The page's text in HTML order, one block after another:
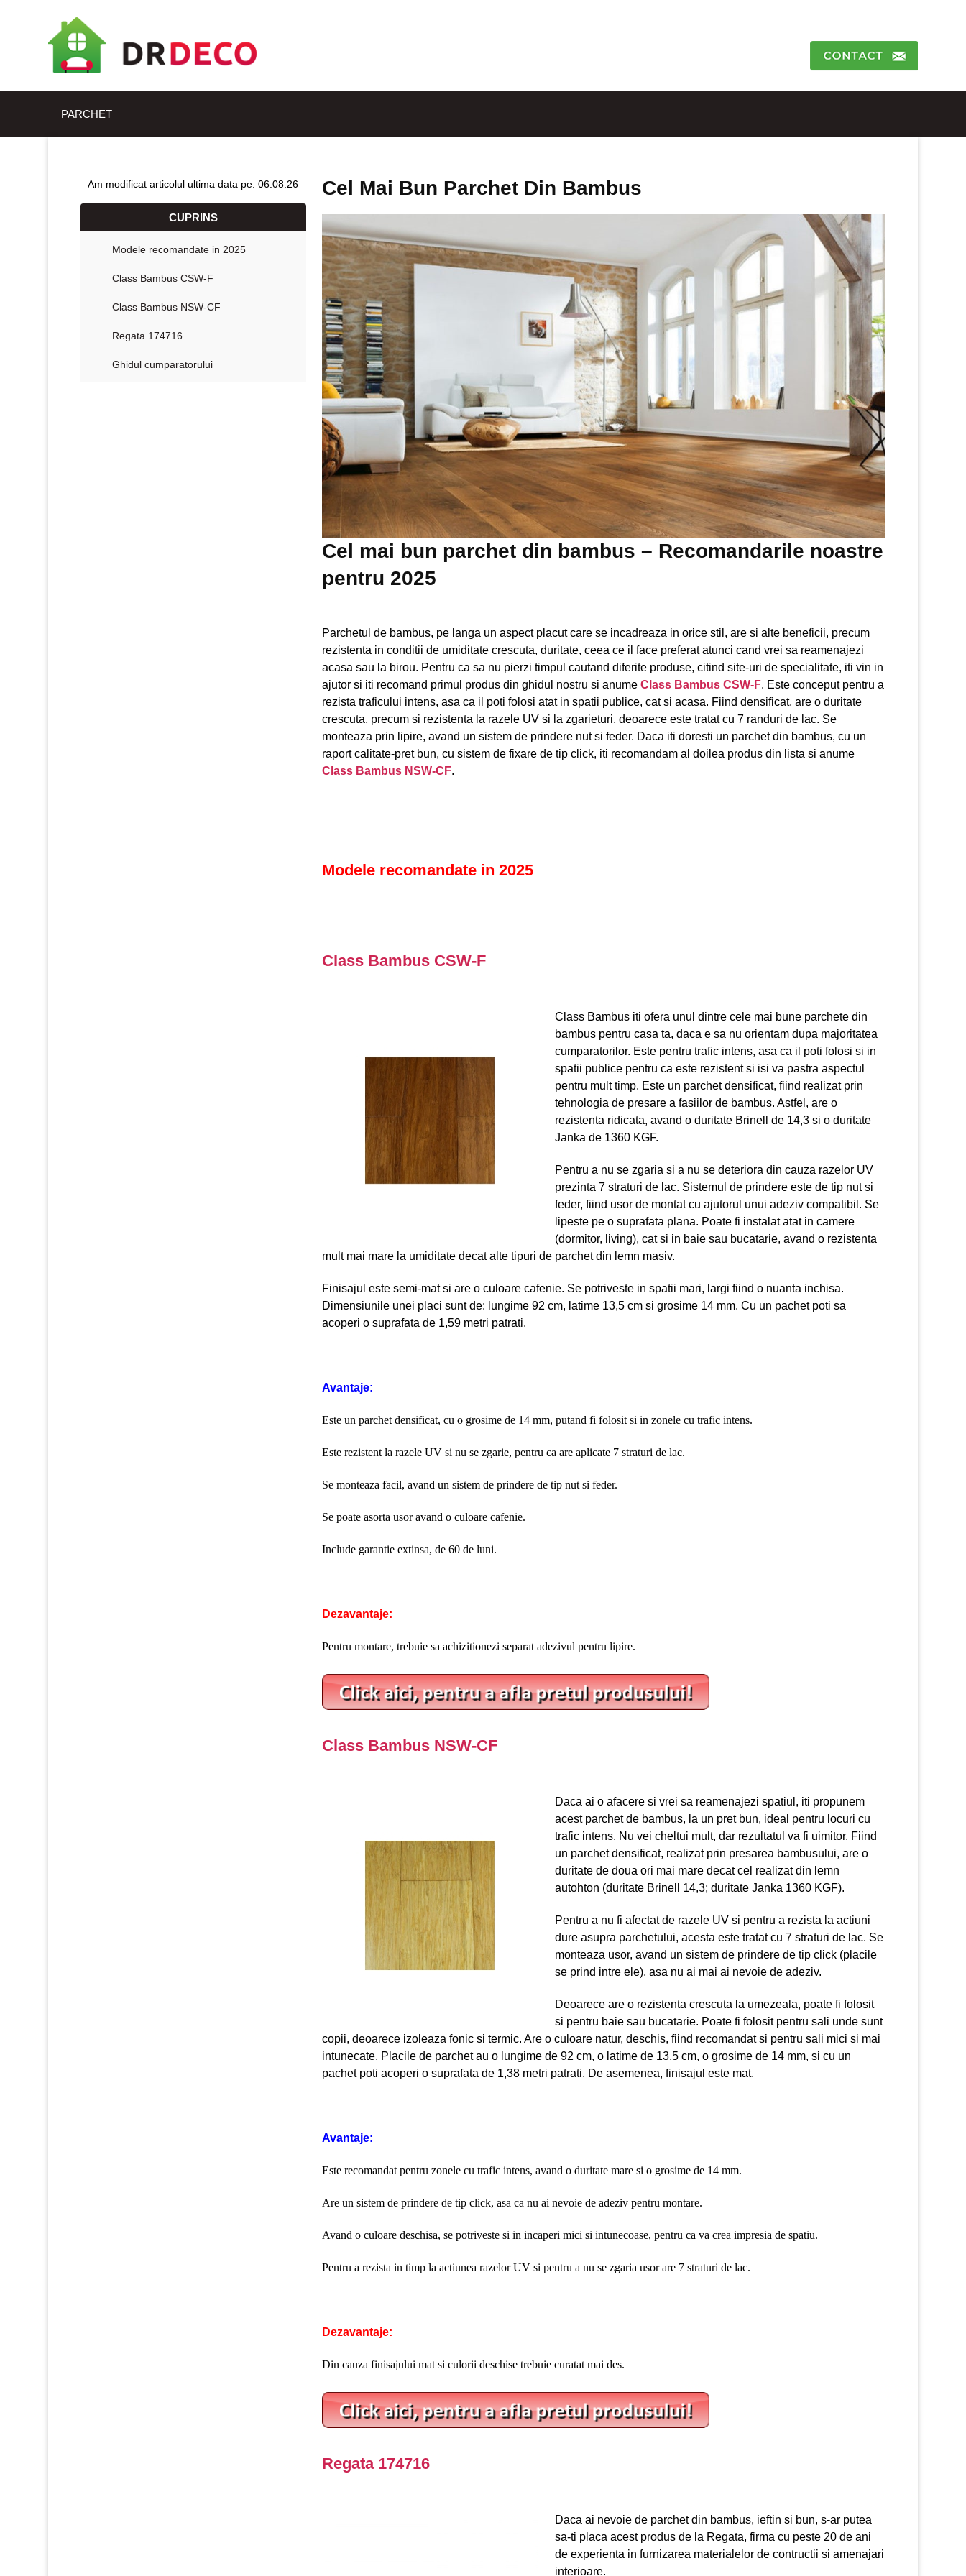
PARCHET
Am modificat articolul ultima data pe: 06.08.26
CUPRINS
Modele recomandate in 2025
Class Bambus CSW-F
Class Bambus NSW-CF
Regata 174716
Ghidul cumparatorului
Cel Mai Bun Parchet Din Bambus
Cel mai bun parchet din bambus – Recomandarile noastre
pentru 2025
Parchetul de bambus, pe langa un aspect placut care se incadreaza in orice stil, are si alte beneficii, precum
rezistenta in conditii de umiditate crescuta, duritate, ceea ce il face preferat atunci cand vrei sa reamenajezi
acasa sau la birou. Pentru ca sa nu pierzi timpul cautand diferite produse, citind site-uri de specialitate, iti vin in
ajutor si iti recomand primul produs din ghidul nostru si anumeClass Bambus CSW-F. Este conceput pentru a
rezista traficului intens, asa ca il poti folosi atat in spatii publice, cat si acasa. Fiind densificat, are o duritate
crescuta, precum si rezistenta la razele UV si la zgarieturi, deoarece este tratat cu 7 randuri de lac. Se
monteaza prin lipire, avand un sistem de prindere nut si feder. Daca iti doresti un parchet din bambus, cu un
raport calitate-pret bun, cu sistem de fixare de tip click, iti recomandam al doilea produs din lista si anume
Class Bambus NSW-CF.
Modele recomandate in 2025
Class Bambus CSW-F
Class Bambus iti ofera unul dintre cele mai bune parchete din
bambus pentru casa ta, daca e sa nu orientam dupa majoritatea
cumparatorilor. Este pentru trafic intens, asa ca il poti folosi si in
spatii publice pentru ca este rezistent si isi va pastra aspectul
pentru mult timp. Este un parchet densificat, fiind realizat prin
tehnologia de presare a fasiilor de bambus. Astfel, are o
rezistenta ridicata, avand o duritate Brinell de 14,3 si o duritate
Janka de 1360 KGF.
Pentru a nu se zgaria si a nu se deteriora din cauza razelor UV
prezinta 7 straturi de lac. Sistemul de prindere este de tip nut si
feder, fiind usor de montat cu ajutorul unui adeziv compatibil. Se
lipeste pe o suprafata plana. Poate fi instalat atat in camere
(dormitor, living), cat si in baie sau bucatarie, avand o rezistenta
mult mai mare la umiditate decat alte tipuri de parchet din lemn masiv.
Finisajul este semi-mat si are o culoare cafenie. Se potriveste in spatii mari, largi fiind o nuanta inchisa.
Dimensiunile unei placi sunt de: lungime 92 cm, latime 13,5 cm si grosime 14 mm. Cu un pachet poti sa
acoperi o suprafata de 1,59 metri patrati.
Avantaje:
Este un parchet densificat, cu o grosime de 14 mm, putand fi folosit si in zonele cu trafic intens.
Este rezistent la razele UV si nu se zgarie, pentru ca are aplicate 7 straturi de lac.
Se monteaza facil, avand un sistem de prindere de tip nut si feder.
Se poate asorta usor avand o culoare cafenie.
Include garantie extinsa, de 60 de luni.
Dezavantaje:
Pentru montare, trebuie sa achizitionezi separat adezivul pentru lipire.
Class Bambus NSW-CF
Daca ai o afacere si vrei sa reamenajezi spatiul, iti propunem
acest parchet de bambus, la un pret bun, ideal pentru locuri cu
trafic intens. Nu vei cheltui mult, dar rezultatul va fi uimitor. Fiind
un parchet densificat, realizat prin presarea bambusului, are o
duritate de doua ori mai mare decat cel realizat din lemn
autohton (duritate Brinell 14,3; duritate Janka 1360 KGF).
Pentru a nu fi afectat de razele UV si pentru a rezista la actiuni
dure asupra parchetului, acesta este tratat cu 7 straturi de lac. Se
monteaza usor, avand un sistem de prindere de tip click (placile
se prind intre ele), asa nu ai mai ai nevoie de adeziv.
Deoarece are o rezistenta crescuta la umezeala, poate fi folosit
si pentru baie sau bucatarie. Poate fi folosit pentru sali unde sunt
copii, deoarece izoleaza fonic si termic. Are o culoare natur, deschis, fiind recomandat si pentru sali mici si mai
intunecate. Placile de parchet au o lungime de 92 cm, o latime de 13,5 cm, o grosime de 14 mm, si cu un
pachet poti acoperi o suprafata de 1,38 metri patrati. De asemenea, finisajul este mat.
Avantaje:
Este recomandat pentru zonele cu trafic intens, avand o duritate mare si o grosime de 14 mm.
Are un sistem de prindere de tip click, asa ca nu ai nevoie de adeziv pentru montare.
Avand o culoare deschisa, se potriveste si in incaperi mici si intunecoase, pentru ca va crea impresia de spatiu.
Pentru a rezista in timp la actiunea razelor UV si pentru a nu se zgaria usor are 7 straturi de lac.
Dezavantaje:
Din cauza finisajului mat si culorii deschise trebuie curatat mai des.
Regata 174716
Daca ai nevoie de parchet din bambus, ieftin si bun, s-ar putea
sa-ti placa acest produs de la Regata, firma cu peste 20 de ani
de experienta in furnizarea materialelor de contructii si amenajari
interioare.